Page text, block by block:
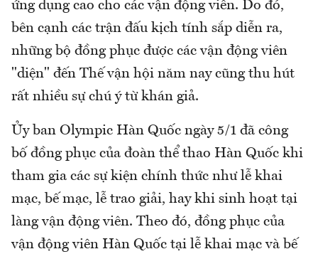
ứng dụng cao cho các vận động viên. Do đó,
bên cạnh các trận đấu kịch tính sắp diễn ra,
những bộ đồng phục được các vận động viên
"diện" đến Thế vận hội năm nay cũng thu hút
rất nhiều sự chú ý từ khán giả.
Ủy ban Olympic Hàn Quốc ngày 5/1 đã công
bố đồng phục của đoàn thể thao Hàn Quốc khi
tham gia các sự kiện chính thức như lễ khai
mạc, bế mạc, lễ trao giải, hay khi sinh hoạt tại
làng vận động viên. Theo đó, đồng phục của
vận động viên Hàn Quốc tại lễ khai mạc và bế